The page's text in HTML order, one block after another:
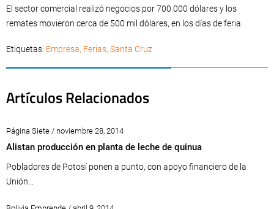
El sector comercial realizó negocios por 700.000 dólares y los
remates movieron cerca de 500 mil dólares, en los días de feria.
Etiquetas: Empresa, Ferias, Santa Cruz
Artículos Relacionados
Página Siete / noviembre 28, 2014
Alistan producción en planta de leche de quinua
Pobladores de Potosí ponen a punto, con apoyo financiero de la
Unión...